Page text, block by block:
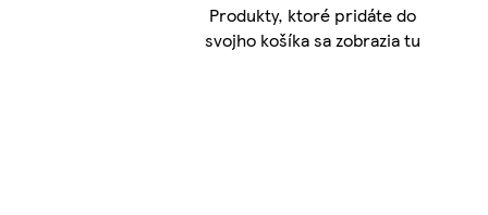
Produkty, ktoré pridáte do
svojho košíka sa zobrazia tu